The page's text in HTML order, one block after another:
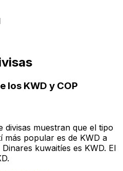
los KWD y COP
divisas muestran que el tipo
más popular es de KWD a
kuwaitíes es KWD. El